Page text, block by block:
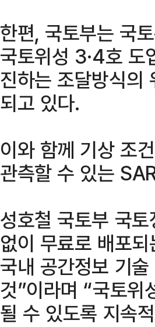
한편, 국토부는 국
국토위성 3·4호 도
진하는 조달방식의
되고 있다.
이와 함께 기상 조
관측할 수 있는
성호철 국토부 국
없이 무료로 배포
국내 공간정보 기
것”이라며 “국토위
될 수 있도록 지속